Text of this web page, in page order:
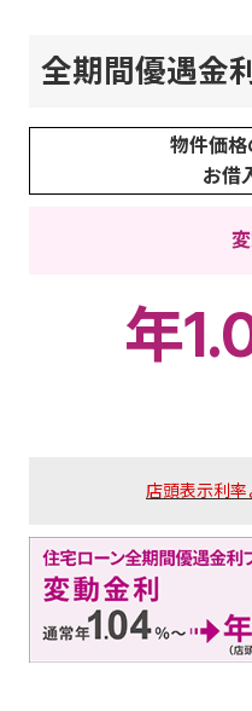
全期間優遇金
物件価格
お借
年
店頭表示利